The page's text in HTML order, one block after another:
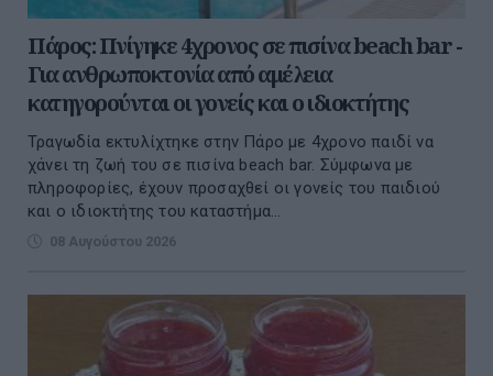
Πάρος: Πνίγηκε 4χρονος σε πισίνα beach bar -
Για ανθρωποκτονία από αμέλεια
κατηγορούνται οι γονείς και ο ιδιοκτήτης
Τραγωδία εκτυλίχτηκε στην Πάρο με 4χρονο παιδί να
χάνει τη ζωή του σε πισίνα beach bar. Σύμφωνα με
πληροφορίες, έχουν προσαχθεί οι γονείς του παιδιού
και ο ιδιοκτήτης του καταστήμα...
08 Αυγούστου 2026